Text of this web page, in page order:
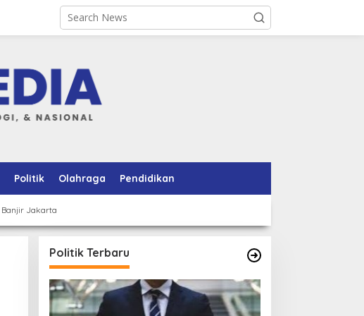
Politik Olahraga Pendidikan
Banjir Jakarta
Politik Terbaru